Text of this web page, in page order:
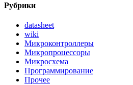
Рубрики
datasheet
wiki
Микроконтроллеры
Микропроцессоры
Микросхема
Программирование
Прочее